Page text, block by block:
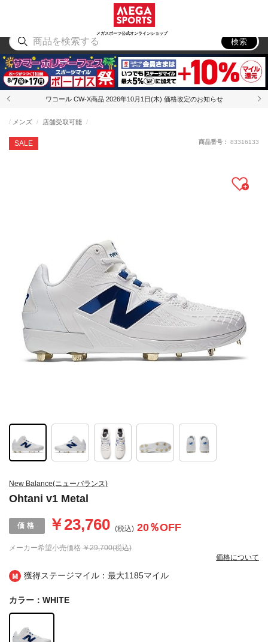
メガスポーツ公式オンラインショップ
アウトドア
検索
ワコール CW-X商品 2026年10月1日(木) 価格改定のお知らせ
獲得ステージマイル：最大1185マイル
New Balance(ニューバランス)
Ohtani v1 Metal
SALE
メンズ 店舗受取可能
メーカー希望小売価格 ￥29,700(税込)
￥23,760 (税込) 20％OFF
価格について
商品番号： 83316133
カラー：WHITE